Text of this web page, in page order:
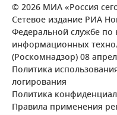
© 2026 МИА «Россия
Сетевое издание РИА
Федеральной службе по
информационных
(Роскомнадзор) 08
Политика
логирования
Политика
Правила применения